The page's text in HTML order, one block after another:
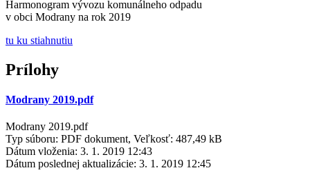
Harmonogram vývozu komunálneho odpadu
v obci Modrany na rok 2019
tu ku stiahnutiu
Prílohy
Modrany 2019.pdf
Modrany 2019.pdf
Typ súboru: PDF dokument, Veľkosť: 487,49 kB
Dátum vloženia: 3. 1. 2019 12:43
Dátum poslednej aktualizácie: 3. 1. 2019 12:45